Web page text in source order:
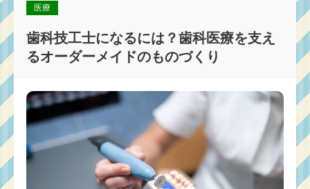
医療
歯科技工士になるには？歯科医療を支え
るオーダーメイドのものづくり